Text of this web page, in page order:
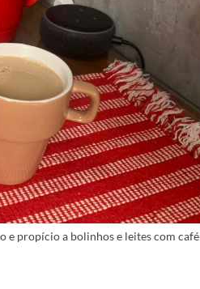
e propício a bolinhos e leites com café